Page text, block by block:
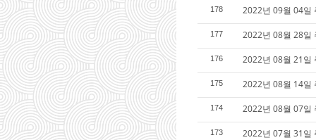
178 2022년 09월 04일
177 2022년 08월 28일
176 2022년 08월 21일
175 2022년 08월 14일
174 2022년 08월 07일
173 2022년 07월 31일